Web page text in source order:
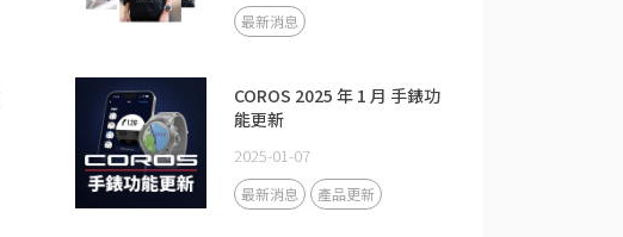
最新消息
COROS 2025 年 1 月 手錶功
能更新
2025-01-07
最新消息 產品更新